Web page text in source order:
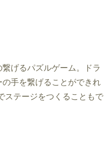
げるパズルゲーム。ドラ
手を繋げることができれ
ステージをつくることもで